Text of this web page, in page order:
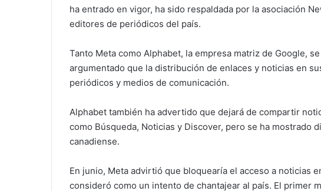
ha entrado en vigor, ha sido respaldada por la asociación
editores de periódicos del país.
Tanto Meta como Alphabet, la empresa matriz de Google,
argumentado que la distribución de enlaces y noticias en
periódicos y medios de comunicación.
Alphabet también ha advertido que dejará de compartir
como Búsqueda, Noticias y Discover, pero se ha mostrado
canadiense.
En junio, Meta advirtió que bloquearía el acceso a noticias
consideró como un intento de chantajear al país. El primer